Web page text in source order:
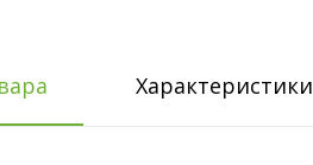
Характеристики